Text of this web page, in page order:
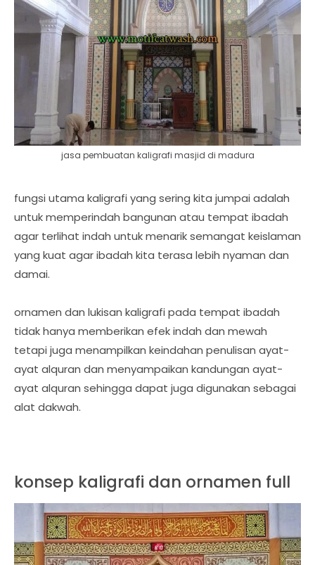
jasa pembuatan kaligrafi masjid di madura
fungsi utama kaligrafi yang sering kita jumpai adalah
untuk memperindah bangunan atau tempat ibadah
agar terlihat indah untuk menarik semangat keislaman
yang kuat agar ibadah kita terasa lebih nyaman dan
damai.
ornamen dan lukisan kaligrafi pada tempat ibadah
tidak hanya memberikan efek indah dan mewah
tetapi juga menampilkan keindahan penulisan ayat-
ayat alquran dan menyampaikan kandungan ayat-
ayat alquran sehingga dapat juga digunakan sebagai
alat dakwah.
konsep kaligrafi dan ornamen full